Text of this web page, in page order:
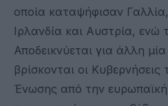
οποία καταψήφισαν
Ιρλανδία και Αυστρία, ενώ
Αποδεικνύεται για άλλη
βρίσκονται οι
Ένωσης από την ευρωπαϊκή